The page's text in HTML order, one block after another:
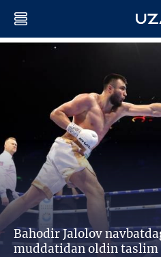
Bahodir Jalolov
muddatidan oldin taslim